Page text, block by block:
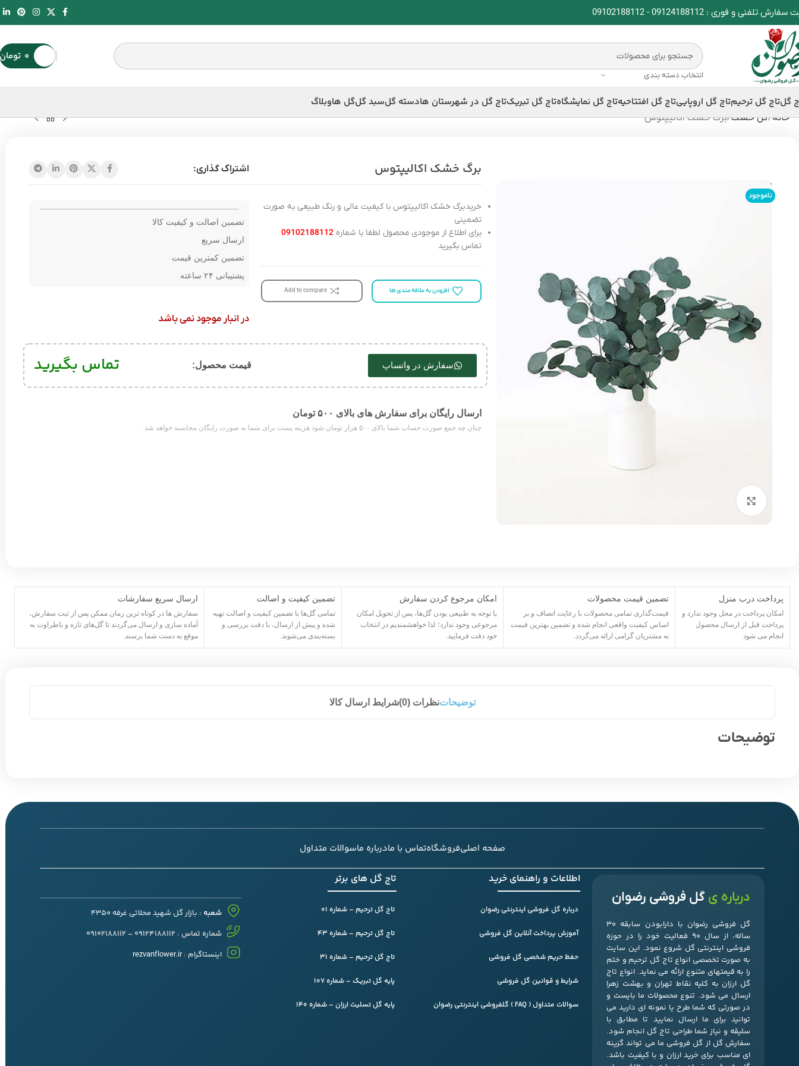
سفارش تلفنی و فوری : 09124188112
-
09102188112
انتخاب دسته بندی
۰ تومان
گلتاج گل ترحیمتاج گل اروپاییتاج گل افتتاحیهتاج گل نمایشگاهتاج گل تبریکتاج گل در شهرستان هادسته گلسبد گلگل هاوبلاگ
خانه گل خشک برگ خشک اکالیپتوس
ناموجود
برگ خشک اکالیپتوس اشتراک گذاری:
خریدبرگ خشک اکالیپتوسبا کیفیت عالی و رنگ طبیعی به صورت
تضمینی
برای اطلاع از موجودی محصول لطفا با شماره09102188112
تماس بگیرید
افزودن به علاقه مندی ها Add to compare
تضمین اصالت و کیفیت کالا
ارسال سریع
تضمین کمترین قیمت
پشتیبانی ۲۴ ساعته
در انبار موجود نمی باشد
سفارش در واتساپ قیمت محصول:​ تماس بگیرید
ارسال رایگان برای سفارش های بالای ۵۰۰ تومان
چنان چه جمع صورت حساب شما بالای ۵۰۰ هزار تومان شود هزینه پست برای شما به صورت رایگان محاسبه خواهد شد.
پرداخت درب منزل
امکان پرداخت در محل وجود ندارد و
پرداخت قبل از ارسال محصول
انجام می شود
تضمین قیمت محصولات
قیمت‌گذاری تمامی محصولات با رعایت انصاف و بر
اساس کیفیت واقعی انجام شده و تضمین بهترین قیمت
به مشتریان گرامی ارائه می‌گردد.
امکان مرجوع کردن سفارش
با توجه به طبیعی بودن گل‌ها، پس از تحویل امکان
مرجوعی وجود ندارد؛ لذا خواهشمندیم در انتخاب
خود دقت فرمایید.
تضمین کیفیت و اصالت
تمامی گل‌ها با تضمین کیفیت و اصالت تهیه
شده و پیش از ارسال، با دقت بررسی و
بسته‌بندی می‌شوند.
ارسال سریع سفارشات
سفارش ها در کوتاه ترین زمان ممکن پس از ثبت سفارش،
آماده سازی و ارسال می‌گردند تا گل‌های تازه و باطراوت به
موقع به دست شما برسند.
توضیحاتنظرات (0) شرایط ارسال کالا
توضیحات
صفحه اصلیفروشگاهتماس با مادرباره ماسوالات متداول
درباره ی گل فروشی رضوان
گل فروشی رضوان با دارابودن سابقه 30
ساله، از سال 90 فعالیت خود را در حوزه
فروشی اینترنتی گل شروع نمود. این سایت
به صورت تخصصی انواع تاج گل ترحیم و ختم
را به قیمتهای متنوع ارائه می نماید. انواع تاج
گل ارزان به کلیه نقاط تهران و بهشت زهرا
ارسال می شود. تنوع محصولات ما بایست و
در صورتی که شما طرح یا نمونه ای دارید می
توانید برای ما ارسال نمایید تا مطابق با
سلیقه و نیاز شما طراحی تاج گل انجام شود.
سفارش گل از گل فروشی ما می تواند گزینه
ای مناسب برای خرید ارزان و با کیفیت باشد.
اطلاعات و راهنمای خرید
درباره گل فروشی اینترنتی رضوان
آموزش پرداخت آنلاین گل فروشی
حفظ حریم شخصی گل فروشی
شرایط و قوانین گل فروشی
سوالات متداول ( FAQ ) گلفروشی اینترنتی رضوان
تاج گل های برتر
تاج گل ترحیم – شماره 01
تاج گل ترحیم – شماره 43
تاج گل ترحیم – شماره 31
پایه گل تبریک – شماره 107
پایه گل تسلیت ارزان – شماره 140
شعبه : بازار گل شهید محلاتی غرفه 4350
شماره تماس : 09124188112 – 09102188112
اینستاگرام :rezvanflower.ir